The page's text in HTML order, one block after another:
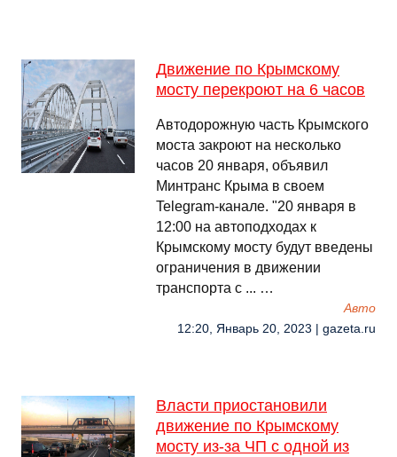
Движение по Крымскому
мосту перекроют на 6 часов
Автодорожную часть Крымского
моста закроют на несколько
часов 20 января, объявил
Минтранс Крыма в своем
Telegram-канале. "20 января в
12:00 на автоподходах к
Крымскому мосту будут введены
ограничения в движении
транспорта с ... …
Авто
12:20, Январь 20, 2023 | gazeta.ru
Власти приостановили
движение по Крымскому
мосту из-за ЧП с одной из